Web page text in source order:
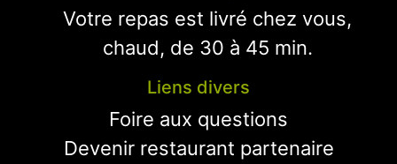
Votre repas est livré chez vous,
chaud, de 30 à 45 min.
Liens divers
Foire aux questions
Devenir restaurant partenaire